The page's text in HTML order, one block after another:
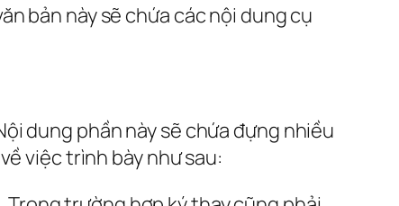
bản này sẽ chứa các nội dung cụ
dung phần này sẽ chứa đựng nhiều
việc trình bày như sau: